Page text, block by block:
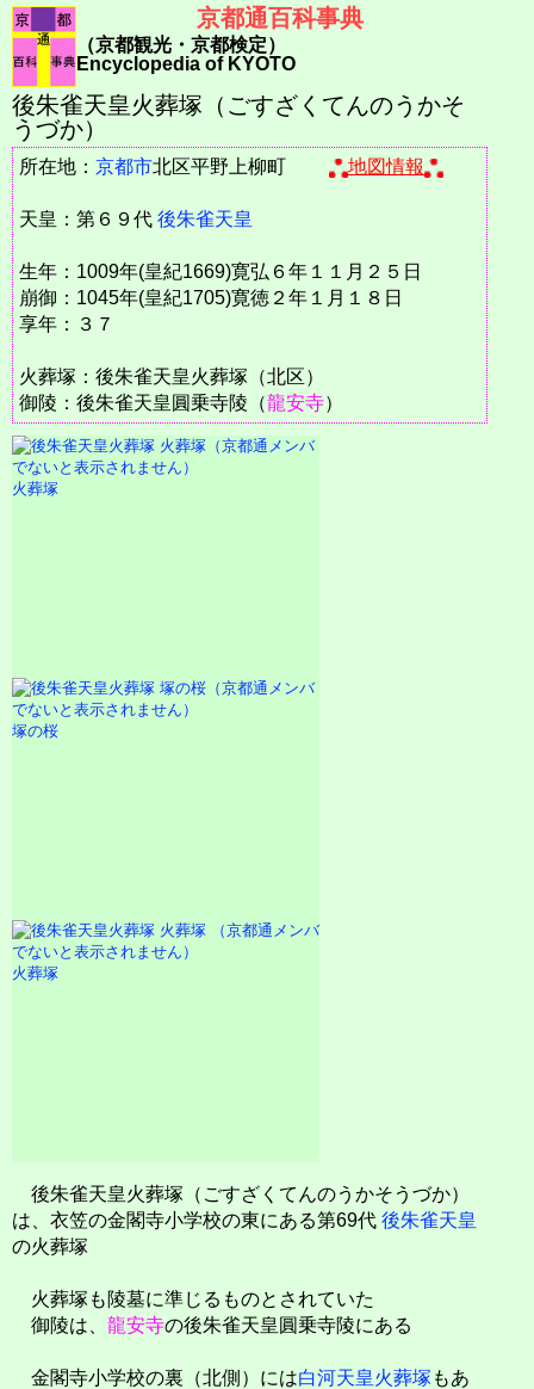
京都通百科事典
（京都観光・京都検定）
Encyclopedia of KYOTO
後朱雀天皇火葬塚（ごすざくてんのうかそ
うづか）
所在地： 京都市北区平野上柳町 地図情報
天皇：第６９代 後朱雀天皇
生年：1009年(皇紀1669)寛弘６年１１月２５日
崩御：1045年(皇紀1705)寛徳２年１月１８日
享年：３７
火葬塚：後朱雀天皇火葬塚（北区）
御陵：後朱雀天皇圓乗寺陵（龍安寺）
火葬塚
塚の桜
火葬塚
後朱雀天皇火葬塚（ごすざくてんのうかそうづか）
は、衣笠の金閣寺小学校の東にある第69代 後朱雀天皇
の火葬塚
火葬塚も陵墓に準じるものとされていた
御陵は、 龍安寺の後朱雀天皇圓乗寺陵にある
金閣寺小学校の裏（北側）には白河天皇火葬塚 もあ